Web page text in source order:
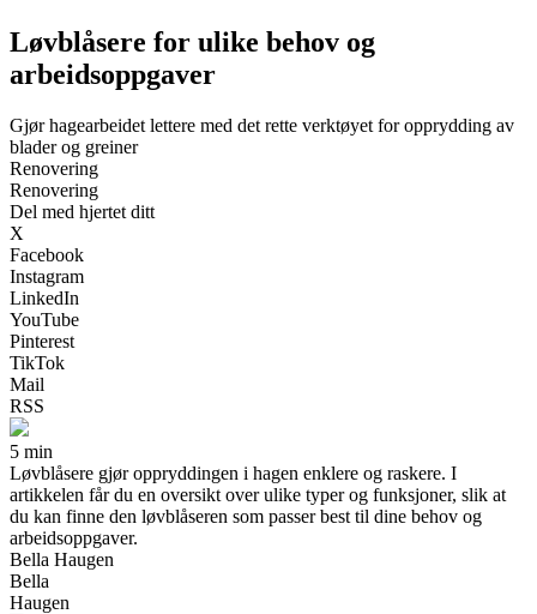
Løvblåsere for ulike behov og
arbeidsoppgaver
Gjør hagearbeidet lettere med det rette verktøyet for opprydding av
blader og greiner
Renovering
Renovering
Del med hjertet ditt
X
Facebook
Instagram
LinkedIn
YouTube
Pinterest
TikTok
Mail
RSS
5 min
Løvblåsere gjør oppryddingen i hagen enklere og raskere. I
artikkelen får du en oversikt over ulike typer og funksjoner, slik at
du kan finne den løvblåseren som passer best til dine behov og
arbeidsoppgaver.
Bella Haugen
Bella
Haugen